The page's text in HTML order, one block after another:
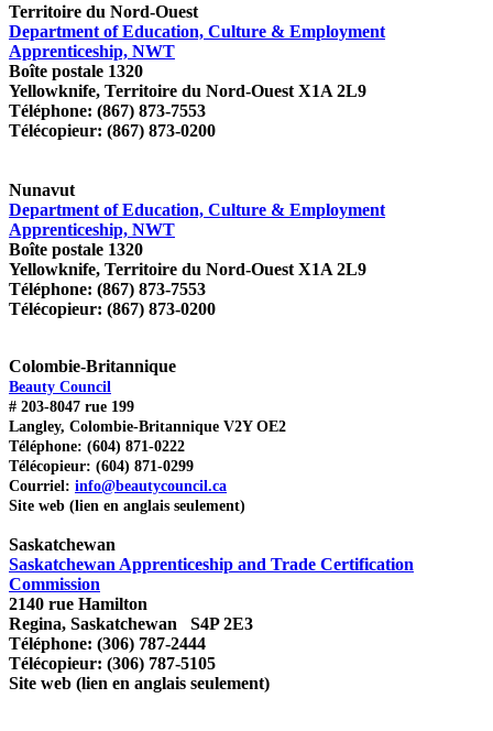
Territoire du Nord-Ouest
Department of Education, Culture & Employment
Apprenticeship, NWT
Boîte postale 1320
Yellowknife, Territoire du Nord-Ouest X1A 2L9
Téléphone: (867) 873-7553
Télécopieur: (867) 873-0200
Nunavut
Department of Education, Culture & Employment
Apprenticeship, NWT
Boîte postale 1320
Yellowknife, Territoire du Nord-Ouest X1A 2L9
Téléphone: (867) 873-7553
Télécopieur: (867) 873-0200
Colombie-Britannique
Beauty Council
# 203-8047 rue 199
Langley, Colombie-Britannique V2Y OE2
Téléphone: (604) 871-0222
Télécopieur: (604) 871-0299
Courriel: info@beautycouncil.ca
Site web (lien en anglais seulement)
Saskatchewan
Saskatchewan Apprenticeship and Trade Certification
Commission
2140 rue Hamilton
Regina, Saskatchewan S4P 2E3
Téléphone: (306) 787-2444
Télécopieur: (306) 787-5105
Site web (lien en anglais seulement)